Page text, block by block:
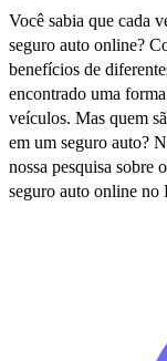
Você sabia que cada
seguro auto online?
benefícios de
encontrado uma
veículos. Mas quem
em um seguro auto?
nossa pesquisa sobre
seguro auto online no